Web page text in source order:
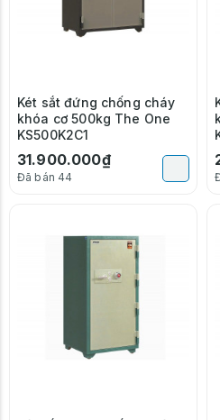
Két sắt đứng chống cháy
khóa cơ 500kg The One
KS500K2C1
31.900.000₫
Đã bán 44